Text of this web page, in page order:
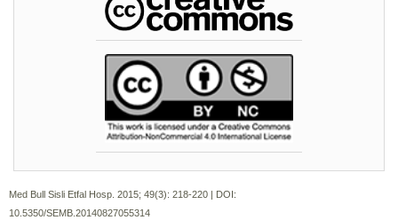
Med Bull Sisli Etfal Hosp. 2015; 49(3): 218-220 | DOI:
10.5350/SEMB.20140827055314